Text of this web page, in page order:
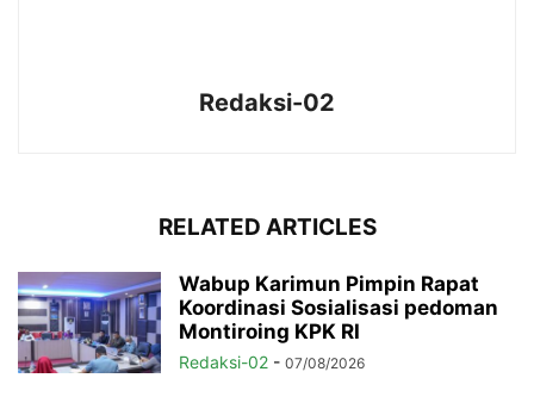
Redaksi-02
RELATED ARTICLES
Wabup Karimun Pimpin Rapat
Koordinasi Sosialisasi pedoman
Montiroing KPK RI
Redaksi-02 - 07/08/2026